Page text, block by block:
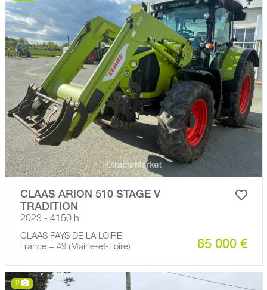
CLAAS ARION 510 STAGE V
TRADITION
2023 - 4150 h
CLAAS PAYS DE LA LOIRE
France − 49 (Maine-et-Loire)
65 000 €
2